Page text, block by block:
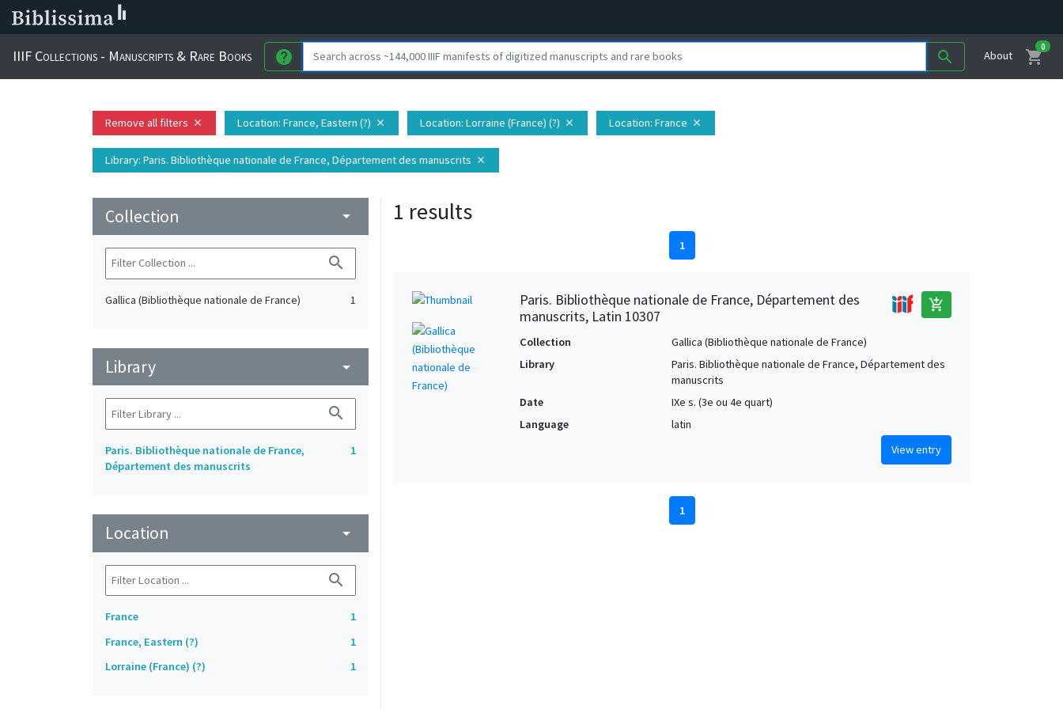
IIIF Collections - Manuscripts & Rare Books help search About shopping_cart
0
Remove all filters close Location: France, Eastern (?) close Location: Lorraine (France) (?) close Location: France close
Library: Paris. Bibliothèque nationale de France, Département des manuscrits close
Collection arrow_drop_down
search
Gallica (Bibliothèque nationale de France) 1
Library arrow_drop_down
search
Paris. Bibliothèque nationale de France,
Département des manuscrits
1
Location arrow_drop_down
search
France
1
France, Eastern (?)
1
Lorraine (France) (?)
1
1 results
1
Paris. Bibliothèque nationale de France, Département des
manuscrits, Latin 10307
add_shopping_cart
Collection
Gallica (Bibliothèque nationale de France)
Library
Paris. Bibliothèque nationale de France, Département des
manuscrits
Date
IXe s. (3e ou 4e quart)
Language
latin
View entry
1